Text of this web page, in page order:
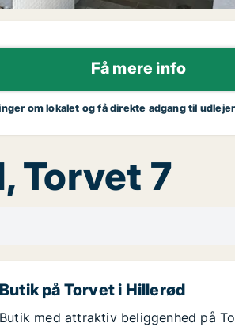
Få mere info
om lokalet og få direkte adgang til
Torvet 7
Butik på Torvet i Hillerød
Butik med attraktiv beliggenhed på